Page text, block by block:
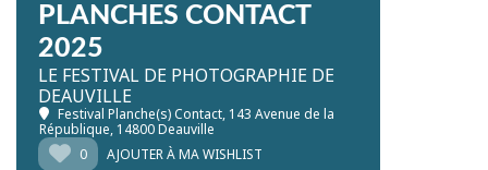
PLANCHES CONTACT
2025
LE FESTIVAL DE PHOTOGRAPHIE DE
DEAUVILLE
Festival Planche(s) Contact, 143 Avenue de la
République, 14800 Deauville
0
AJOUTER À MA WISHLIST